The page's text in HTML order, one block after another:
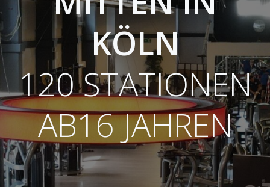
KÖLN
120 STATIONEN
AB16 JAHREN